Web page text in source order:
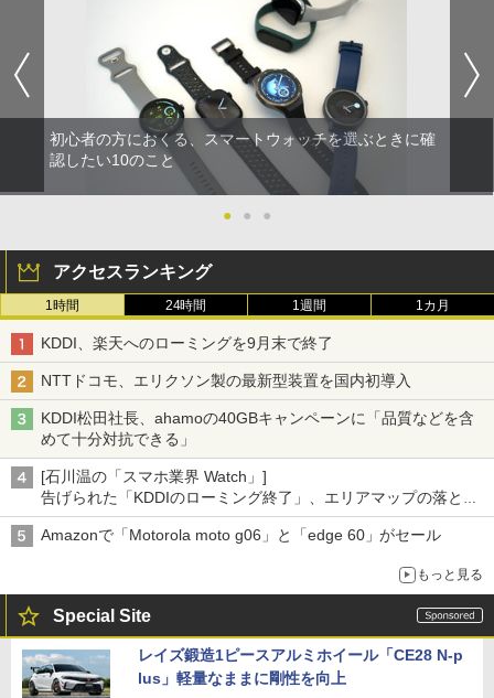
初心者の方におくる、スマートウォッチを選ぶときに確
認したい10のこと
● ● ●
アクセスランキング
1時間 24時間 1週間 1カ月
KDDI、楽天へのローミングを9月末で終了
NTTドコモ、エリクソン製の最新型装置を国内初導入
KDDI松田社長、ahamoの40GBキャンペーンに「品質などを含
めて十分対抗できる」
[石川温の「スマホ業界 Watch」]
告げられた「KDDIのローミング終了」、エリアマップの落とし
穴と楽天モバイルの課題
Amazonで「Motorola moto g06」と「edge 60」がセール
もっと見る
Special Site
レイズ鍛造1ピースアルミホイール「CE28 N-p
lus」軽量なままに剛性を向上